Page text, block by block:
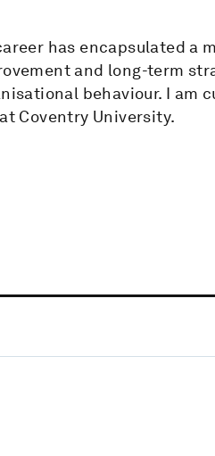
has encapsulated a
and long-term
behaviour. I am
Coventry University.